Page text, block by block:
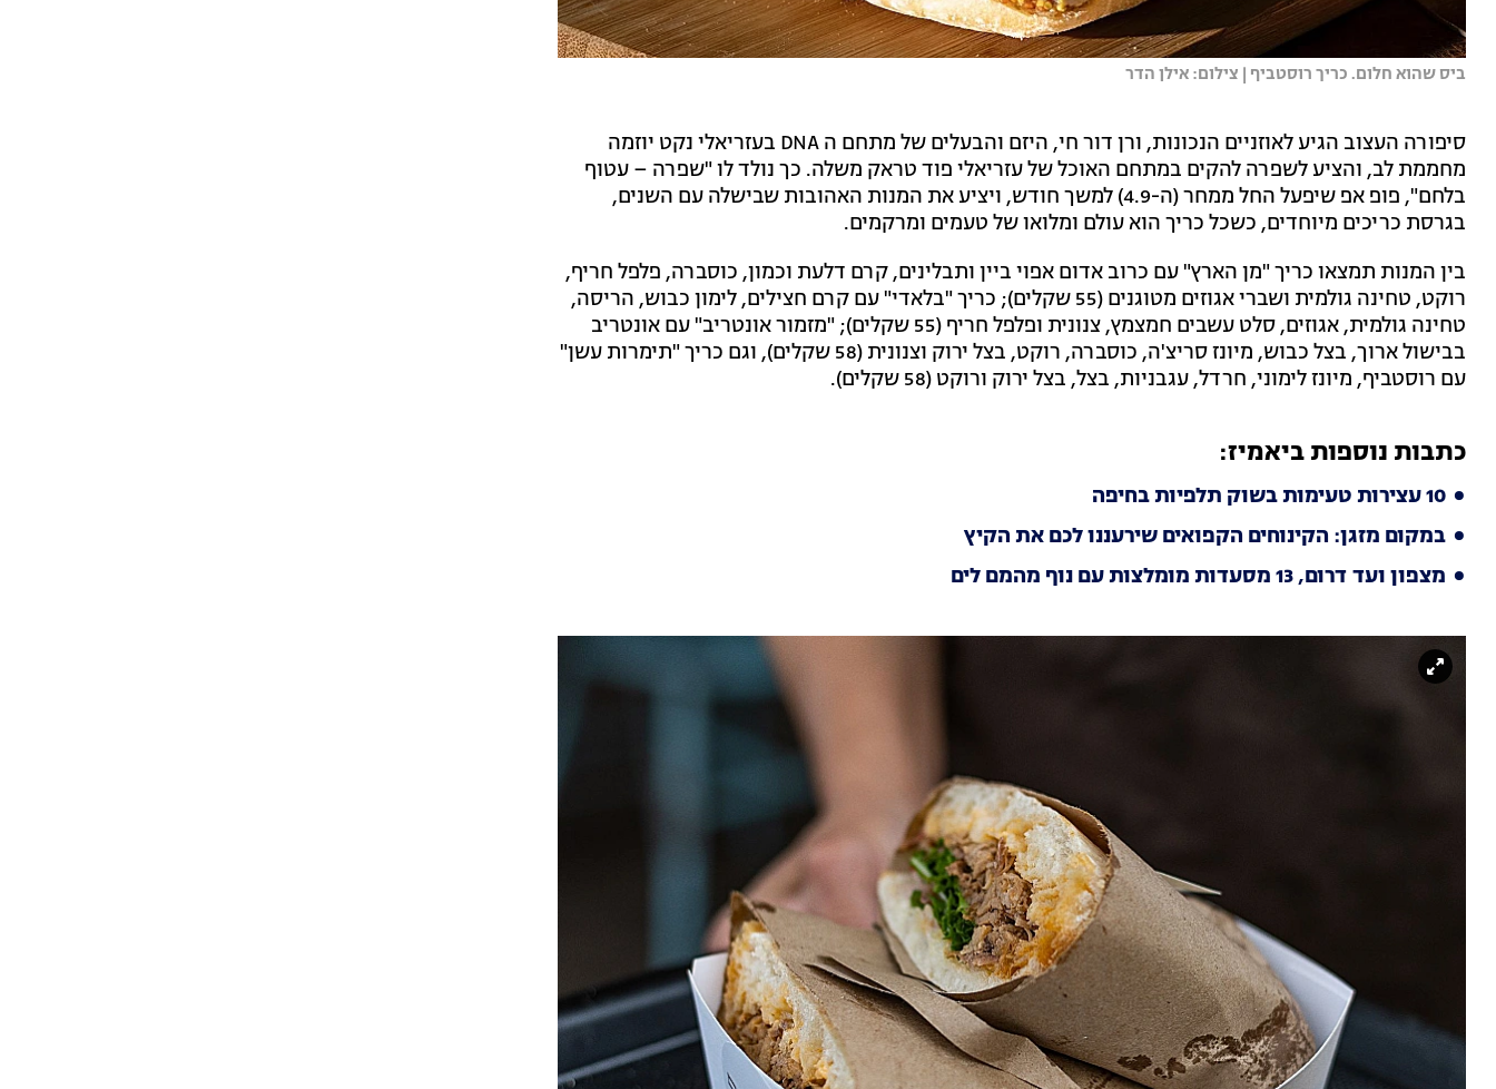
ביס שהוא חלום. כריך רוסטביף | צילום: אילן הדר
סיפורה העצוב הגיע לאוזניים הנכונות, ורן דור חי, היזם והבעלים של מתחם ה DNA בעזריאלי נקט יוזמה
מחממת לב, והציע לשפרה להקים במתחם האוכל של עזריאלי פוד טראק משלה. כך נולד לו "שפרה – עטוף
בלחם", פופ אפ שיפעל החל ממחר (ה-4.9) למשך חודש, ויציע את המנות האהובות שבישלה עם השנים,
בגרסת כריכים מיוחדים, כשכל כריך הוא עולם ומלואו של טעמים ומרקמים.
בין המנות תמצאו כריך "מן הארץ" עם כרוב אדום אפוי ביין ותבלינים, קרם דלעת וכמון, כוסברה, פלפל חריף,
רוקט, טחינה גולמית ושברי אגוזים מטוגנים (55 שקלים); כריך "בלאדי" עם קרם חצילים, לימון כבוש, הריסה,
טחינה גולמית, אגוזים, סלט עשבים חמצמץ, צנונית ופלפל חריף (55 שקלים); "מזמור אונטריב" עם אונטריב
בבישול ארוך, בצל כבוש, מיונז סריצ'ה, כוסברה, רוקט, בצל ירוק וצנונית (58 שקלים), וגם כריך "תימרות עשן"
עם רוסטביף, מיונז לימוני, חרדל, עגבניות, בצל, בצל ירוק ורוקט (58 שקלים).
כתבות נוספות ביאמיז:
10 עצירות טעימות בשוק תלפיות בחיפה
במקום מזגן: הקינוחים הקפואים שירעננו לכם את הקיץ
מצפון ועד דרום, 13 מסעדות מומלצות עם נוף מהמם לים